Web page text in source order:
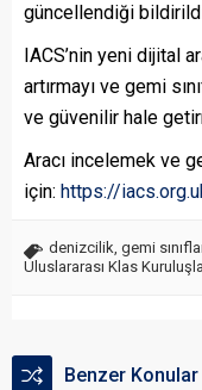
güncellendiği
IACS’nin yeni dijital
artırmayı ve gemi
ve güvenilir hale
Aracı incelemek ve
için: https://
denizcilik, gemi
Uluslararası Klas
Benzer Konular